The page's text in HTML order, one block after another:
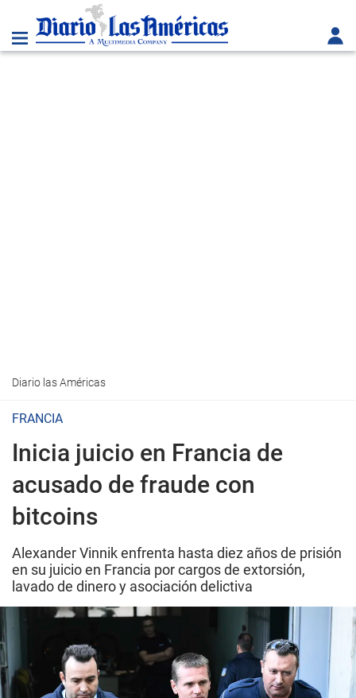
Diario las Américas
FRANCIA
Inicia juicio en Francia de
acusado de fraude con
bitcoins
Alexander Vinnik enfrenta hasta diez años de prisión
en su juicio en Francia por cargos de extorsión,
lavado de dinero y asociación delictiva